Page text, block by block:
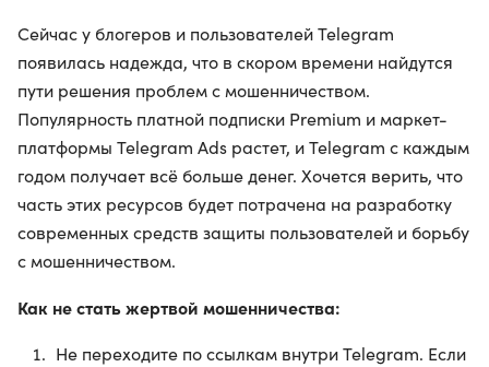
Сейчас у блогеров и пользователей Telegram
появилась надежда, что в скором времени найдутся
пути решения проблем с мошенничеством.
Популярность платной подписки Premium и маркет-
платформы Telegram Ads растет, и Telegram с каждым
годом получает всё больше денег. Хочется верить, что
часть этих ресурсов будет потрачена на разработку
современных средств защиты пользователей и борьбу
с мошенничеством.
Как не стать жертвой мошенничества:
Не переходите по ссылкам внутри Telegram. Если